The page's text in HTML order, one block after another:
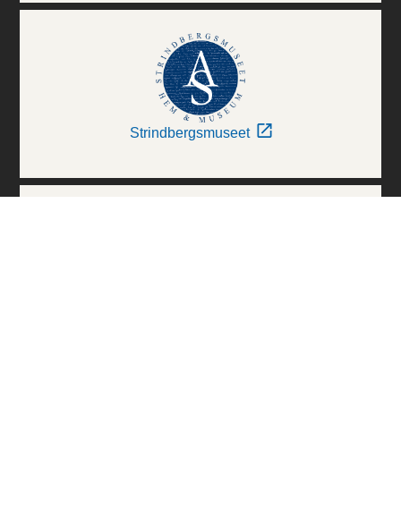
Strindbergsmuseet